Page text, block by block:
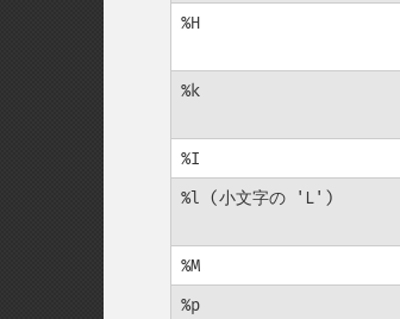
%H
%k
%I
%l (小文字の 'L')
%M
%p